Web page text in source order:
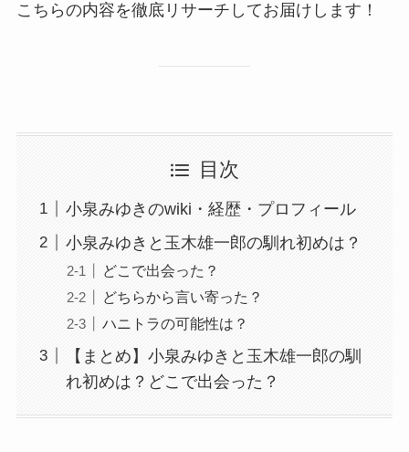
こちらの内容を徹底リサーチしてお届けします！
目次
小泉みゆきのwiki・経歴・プロフィール
小泉みゆきと玉木雄一郎の馴れ初めは？
どこで出会った？
どちらから言い寄った？
ハニトラの可能性は？
【まとめ】小泉みゆきと玉木雄一郎の馴
れ初めは？どこで出会った？